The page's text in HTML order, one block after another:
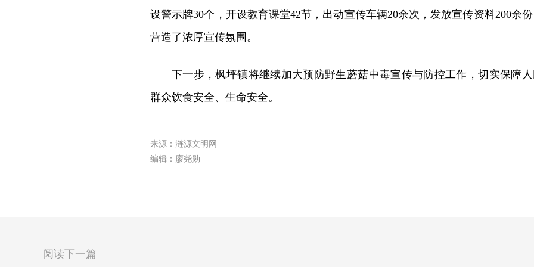
设警示牌30个，开设教育课堂42节，出动宣传车辆20余次，发放宣传资料200余
营造了浓厚宣传氛围。
下一步，枫坪镇将继续加大预防野生蘑菇中毒宣传与防控工作，切实保障
群众饮食安全、生命安全。
来源：涟源文明网
编辑：廖尧勋
阅读下一篇